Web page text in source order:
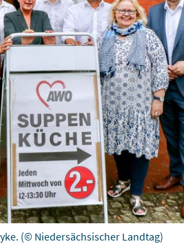
(© Niedersächsischer Landtag)